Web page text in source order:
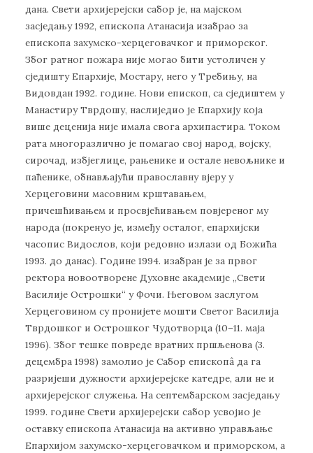
дана. Свети архијерејски сабор је, на мајском
засједању 1992, епископа Атанасија изабрао за
епископа захумско-херцеговачког и приморског.
Због ратног пожара није могао бити устоличен у
сједишту Епархије, Мостару, него у Требињу, на
Видовдан 1992. године. Нови епископ, са сједиштем у
Манастиру Тврдошу, наслиједио је Епархију која
више деценија није имала свога архипастира. Током
рата многоразлично је помагао свој народ, војску,
сирочад, избјеглице, рањенике и остале невољнике и
паћенике, обнављајући православну вјеру у
Херцеговини масовним крштавањем,
причешћивањем и просвјећивањем повјереног му
народа (покренуо је, између осталог, епархијски
часопис Видослов, који редовно излази од Божића
1993. до данас). Године 1994. изабран је за првог
ректора новоотворене Духовне академије „Свети
Василије Острошки“ у Фочи. Његовом заслугом
Херцеговином су пронијете мошти Светог Василија
Тврдошког и Острошког Чудотворца (10–11. маја
1996). Због тешке повреде вратних пршљенова (3.
децембра 1998) замолио је Сабор епископâ да га
разријеши дужности архијерејске катедре, али не и
архијерејског служења. На септембарском засједању
1999. године Свети архијерејски сабор усвојио је
оставку епископа Атанасија на активно управљање
Епархијом захумско-херцеговачком и приморском, а